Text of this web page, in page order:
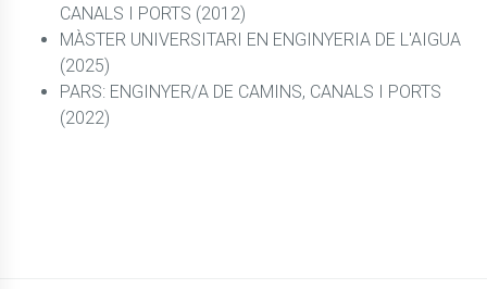
CANALS I PORTS (2012)
MÀSTER UNIVERSITARI EN ENGINYERIA DE L'AIGUA
(2025)
PARS: ENGINYER/A DE CAMINS, CANALS I PORTS
(2022)